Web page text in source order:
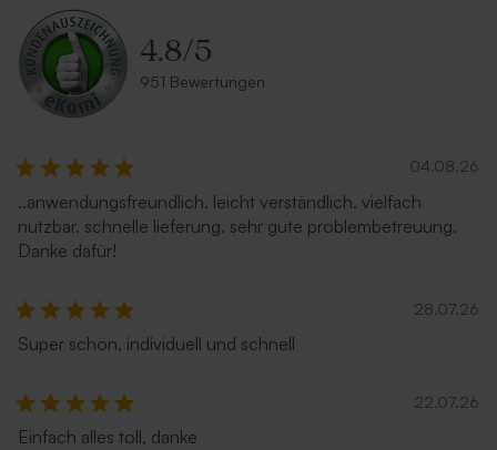
4.8/5
951 Bewertungen
04.08.26
..anwendungsfreundlich. leicht verständlich. vielfach
nutzbar. schnelle lieferung. sehr gute problembetreuung.
Danke dafür!
28.07.26
Super schön, individuell und schnell
22.07.26
Einfach alles toll, danke